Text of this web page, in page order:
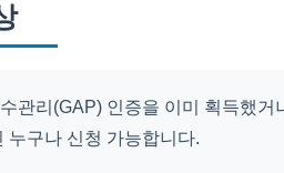
관리(GAP) 인증을 이미 획득했
누구나 신청 가능합니다.